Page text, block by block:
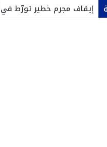
إيقاف مجرم خطير تورّط في أكثر من 20